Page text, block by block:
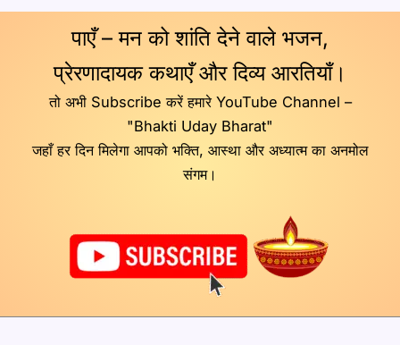
पाएँ – मन को शांति देने वाले भजन,
प्रेरणादायक कथाएँ और दिव्य आरतियाँ।
तो अभी Subscribe करें हमारे YouTube Channel –
"Bhakti Uday Bharat"
जहाँ हर दिन मिलेगा आपको भक्ति, आस्था और अध्यात्म का अनमोल
संगम।